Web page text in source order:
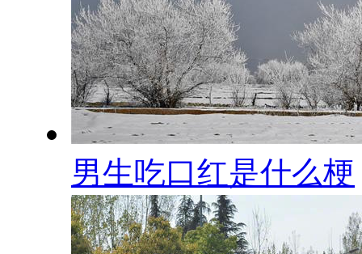
男生吃口红是什么梗